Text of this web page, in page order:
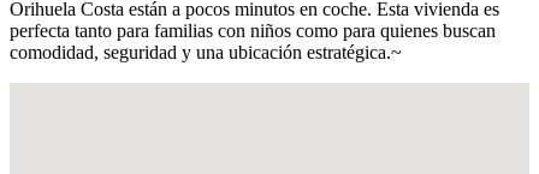
Orihuela Costa están a pocos minutos en coche. Esta vivienda es
perfecta tanto para familias con niños como para quienes buscan
comodidad, seguridad y una ubicación estratégica.~